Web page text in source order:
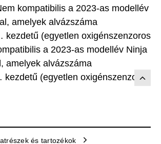
kompatibilis a 2023-as modellév
amelyek alvázszáma
kezdetű (egyetlen oxigénszenzoros
a 2023-as modellév Ninja
amelyek alvázszáma
(egyetlen oxigénszenzoros
és tartozékok